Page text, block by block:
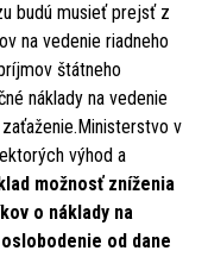
budú musieť prejsť z
na vedenie riadneho
štátneho
náklady na vedenie
v
výhod a
možnosť zníženia
o náklady na
od dane